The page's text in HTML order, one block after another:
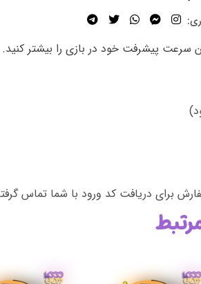
سرعت پیشرفت خود در بازی را بیشتر کنید.
برای دریافت کد ورود با شما تماس